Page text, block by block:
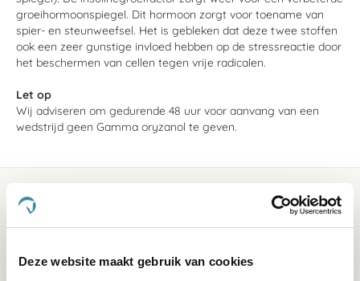
Deze website maakt gebruik van cookies
groeihormoonspiegel. Dit hormoon zorgt voor toename van
spier- en steunweefsel. Het is gebleken dat deze twee stoffen
ook een zeer gunstige invloed hebben op de stressreactie door
het beschermen van cellen tegen vrije radicalen.
Let op
Wij adviseren om gedurende 48 uur voor aanvang van een
wedstrijd geen Gamma oryzanol te geven.